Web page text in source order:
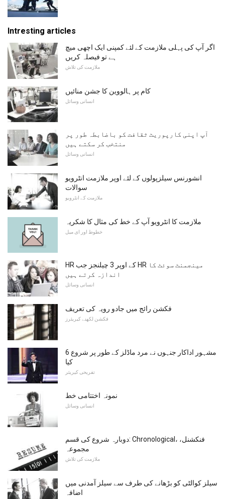
Intresting articles
اگر آپ کی پہلی ملازمت کے لئے کمپنی ایک اچھی میچ
ہے تو فیصلہ کریں
ملازمت کی تلاش
کام پر ہالووین کا جشن منائیں
انسانی وسائل
آپ اپنی کارپوریٹ ثقافت کو باضابطہ طور پر
منتخب کر سکتے ہیں
انسانی وسائل
انشورنس سیلزپولوں کے لئے اوپر ملازمت انٹرویو
سوالات
ملازمت کے انٹرویو
ملازمت کا انٹرویو آپ کے خط کی مثال کا شکریہ
خطوط اور ای میل
HR کے اوپر 3 چیلنجز جب HR مینجمنٹ سوئٹ کا
اندازہ کرتے ہیں
انسانی وسائل
فکشن رائج میں جادو رویہ کی تعریف
فکشن لکھنے کیریئرز
6 مشہور اداکار جنہوں نے مرد ماڈلز کے طور پر شروع
کیا
تفریحی کیریئر
نمونہ اختتامی خط
انسانی وسائل
دوبارہ شروع کی قسم: Chronological، فنکشنل،
مجموعہ
ملازمت کی تلاش
سیلز کوالٹی کو بڑھانے کی طرف سے سیلز آمدنی میں
اضافہ